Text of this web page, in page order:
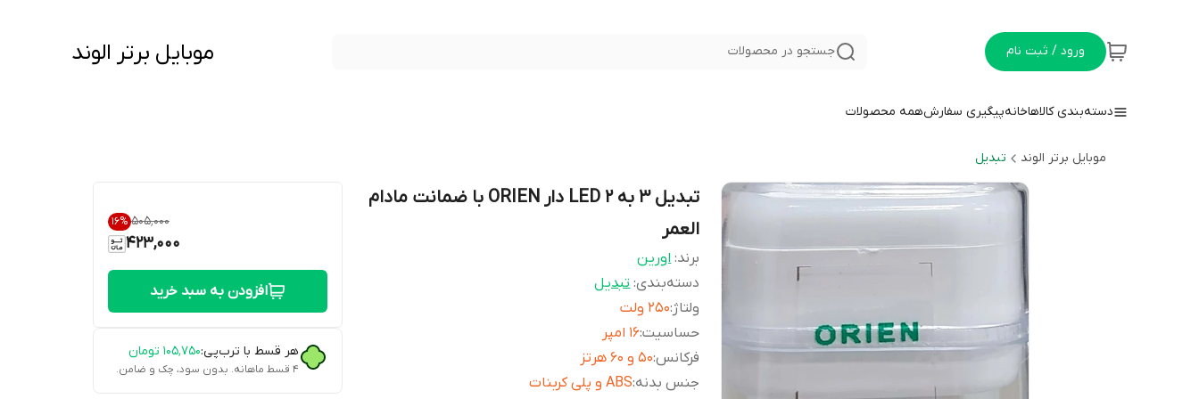
ورود / ثبت نام جستجو در محصولات موبایل برتر الوند
دسته‌بندی کالاهاخانهپیگیری سفارشهمه محصولات
موبایل برتر الوند تبدیل
تبدیل 3 به 2 LED دار ORIEN با ضمانت مادام
العمر
برند: اورین
دسته‌بندی:تبدیل
ولتاژ:۲۵۰ ولت
حساسیت:۱۶ امپر
فرکانس:۵۰ و ۶۰ هرتز
جنس بدنه:ABS و پلی کربنات
۵۰۵٬۰۰۰ 16%
423,000
افزودن به سبد خرید
هر قسط با ترب‌پی:۱۰۵٬۷۵۰ تومان
۴ قسط ماهانه. بدون سود، چک و ضامن.